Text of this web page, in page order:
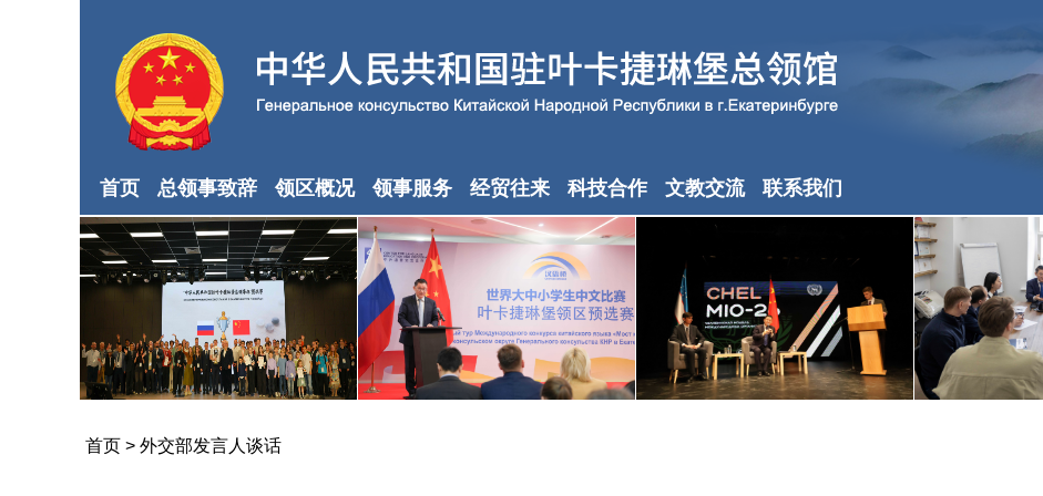
首页 总领事致辞 领区概况 领事服务 经贸往来 科技合作 文教交流 联系我们
首页 > 外交部发言人谈话